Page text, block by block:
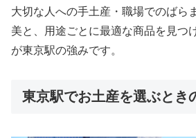
大切な人への手土産・職場でのばら
美と、用途ごとに最適な商品を見つ
が東京駅の強みです。
東京駅でお土産を選ぶとき